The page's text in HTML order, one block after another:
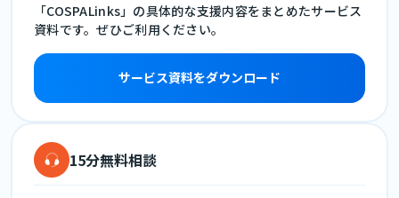
「COSPALinks」の具体的な支援内容をまとめたサービス
資料です。ぜひご利用ください。
サービス資料をダウンロード
15分無料相談